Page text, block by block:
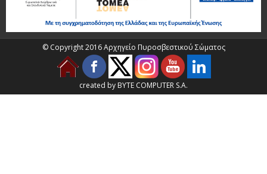
© Copyright 2016 Αρχηγείο Πυροσβεστικού Σώματος
created by BYTE COMPUTER S.A.